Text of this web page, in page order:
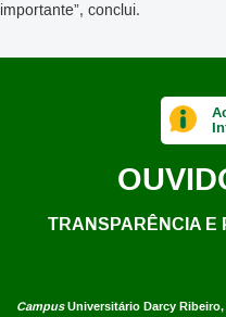
importante”, conclui.
CampusUniversitário Darcy Ribeiro,
TRANSPARÊNCIA E